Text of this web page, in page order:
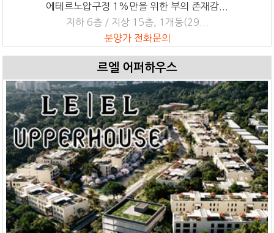
에테르노압구정 1%만을 위한 부의 존재감...
지하 6층 / 지상 15층, 1개동(29...
분양가 전화문의
르엘 어퍼하우스